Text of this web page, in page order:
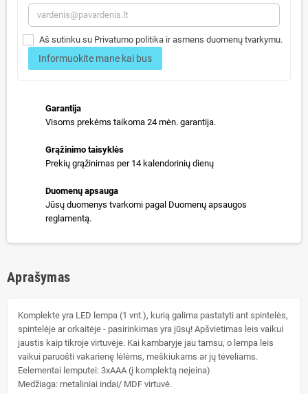
Aš sutinku su Privatumo politika ir asmens duomenų tvarkymu.
Informuokite mane kai bus
Garantija
Visoms prekėms taikoma 24 mėn. garantija.
Grąžinimo taisyklės
Prekių grąžinimas per 14 kalendorinių dienų
Duomenų apsauga
Jūsų duomenys tvarkomi pagal Duomenų apsaugos
reglamentą.
Aprašymas
Komplekte yra LED lempa (1 vnt.), kurią galima pastatyti ant spintelės,
spintelėje ar orkaitėje - pasirinkimas yra jūsų! Apšvietimas leis vaikui
jaustis kaip tikroje virtuvėje. Kai kambaryje jau tamsu, o lempa leis
vaikui paruošti vakarienę lėlėms, meškiukams ar jų tėveliams.
Eelementai lemputei: 3xAAA (į komplektą neįeina)
Medžiaga: metaliniai indai/ MDF virtuvė.